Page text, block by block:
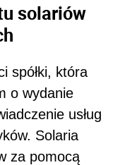
solariów
spółki, która
o wydanie
usług
Solaria
za pomocą